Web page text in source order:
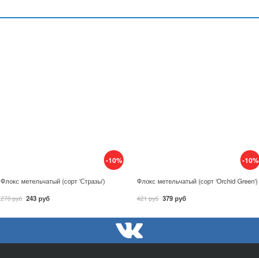
-10%
Флокс метельчатый (сорт 'Стразы')
270 руб 243 руб
-10%
Флокс метельчатый (сорт 'Orchid Green')
421 руб 379 руб